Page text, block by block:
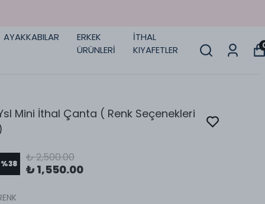
AYAKKABILAR
ERKEK
ÜRÜNLERİ
İTHAL
KIYAFETLER
Mini İthal Çanta ( Renk Seçenekleri
%38 ₺ 2,500.00
₺ 1,550.00